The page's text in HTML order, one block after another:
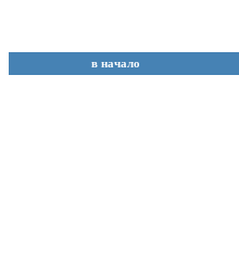
в начало